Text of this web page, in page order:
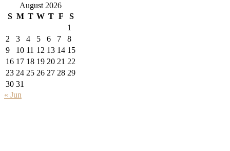
August 2026
S M T W T F
S
1
2
3 4 5 6 7
8
9
10 11 12 13 14 15
16 17 18 19 20 21 22
23 24 25 26 27 28 29
30 31
« Jun